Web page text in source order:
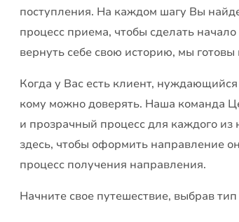
поступления. На каждом шагу Вы
процесс приема, чтобы сделать
вернуть себе свою историю, мы готовы
Когда у Вас есть клиент,
кому можно доверять. Наша команда
и прозрачный процесс для каждого
здесь, чтобы оформить направление
процесс получения направления.
Начните свое путешествие, выбрав